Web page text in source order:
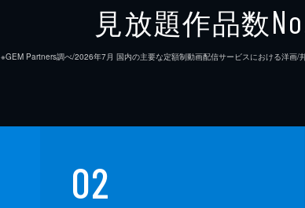
見放題作品数
※GEM Partners調べ/2026年7⽉ 国内の主要な定額制動画配信サービスにおける洋画
02